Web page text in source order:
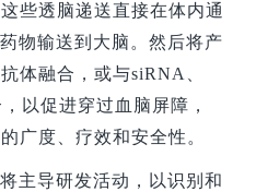
些透脑递送直接在体内通
物输送到大脑。然后将产
体融合，或与siRNA、
以促进穿过血脑屏障，
广度、疗效和安全性。
主导研发活动，以识别和